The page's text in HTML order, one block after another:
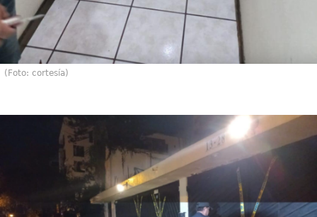
(Foto: cortesía)